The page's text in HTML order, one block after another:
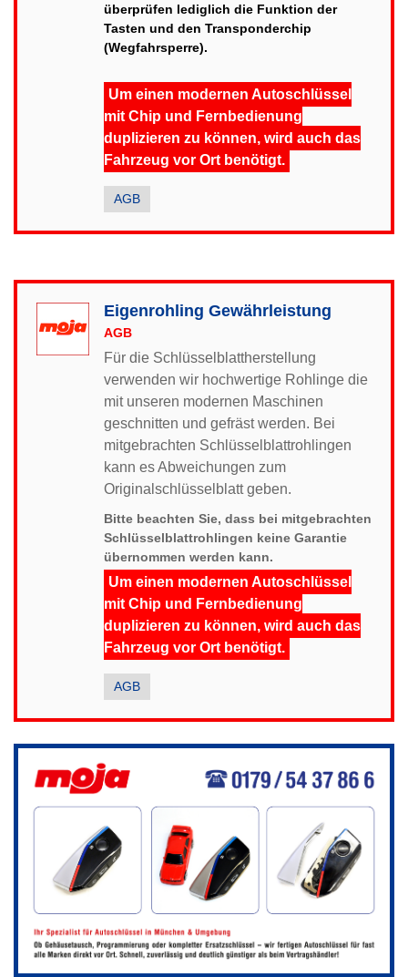
überprüfen lediglich die Funktion der
Tasten und den Transponderchip
(Wegfahrsperre).
Um einen modernen Autoschlüssel
mit Chip und Fernbedienung
duplizieren zu können, wird auch das
Fahrzeug vor Ort benötigt.
AGB
Eigenrohling Gewährleistung
AGB
Für die Schlüsselblattherstellung
verwenden wir hochwertige Rohlinge die
mit unseren modernen Maschinen
geschnitten und gefräst werden. Bei
mitgebrachten Schlüsselblattrohlingen
kann es Abweichungen zum
Originalschlüsselblatt geben.
Bitte beachten Sie, dass bei mitgebrachten
Schlüsselblattrohlingen keine Garantie
übernommen werden kann.
Um einen modernen Autoschlüssel
mit Chip und Fernbedienung
duplizieren zu können, wird auch das
Fahrzeug vor Ort benötigt.
AGB